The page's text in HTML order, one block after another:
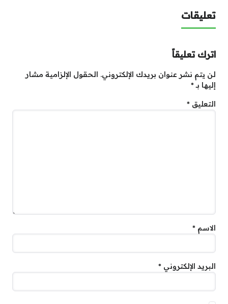
تعليقات
اترك تعليقاً
لن يتم نشر عنوان بريدك الإلكتروني. الحقول الإلزامية مشار
إليها بـ*
التعليق *
الاسم *
البريد الإلكتروني *